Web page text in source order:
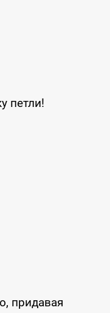
петли!
придавая